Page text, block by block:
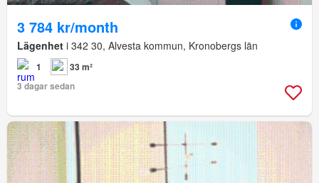
3 784 kr/month
Lägenhet i 342 30, Alvesta kommun, Kronobergs län
1
33 m²
3 dagar sedan